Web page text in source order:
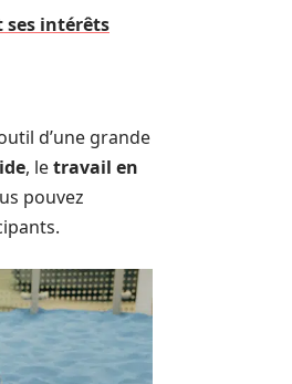
ses intérêts
d’une grande
, letravail en
pouvez